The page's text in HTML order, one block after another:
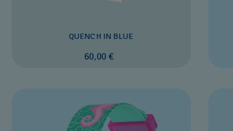
QUENCH IN BLUE
60,00 €